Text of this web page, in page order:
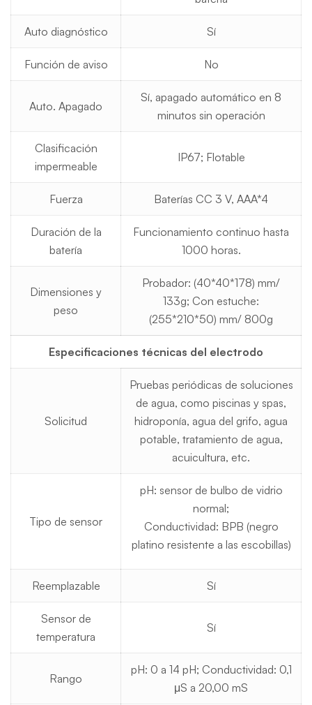
Auto diagnóstico Sí
Función de aviso No
Auto. Apagado
Sí, apagado automático en 8
minutos sin operación
Clasificación
impermeable
IP67; Flotable
Fuerza Baterías CC 3 V, AAA*4
Duración de la
batería
Funcionamiento continuo hasta
1000 horas.
Dimensiones y
peso
Probador: (40*40*178) mm/
133g; Con estuche:
(255*210*50) mm/ 800g
Especificaciones técnicas del electrodo
Solicitud
Pruebas periódicas de soluciones
de agua, como piscinas y spas,
hidroponía, agua del grifo, agua
potable, tratamiento de agua,
acuicultura, etc.
Tipo de sensor
pH: sensor de bulbo de vidrio
normal;
Conductividad: BPB (negro
platino resistente a las escobillas)
Reemplazable Sí
Sensor de
temperatura
Sí
Rango
pH: 0 a 14 pH; Conductividad: 0,1
μS a 20,00 mS